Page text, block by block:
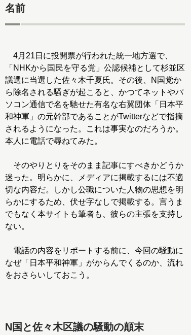
名前
4月21日に投開票が行われた統一地方選で、
「NHKから国民を守る党」公認候補として杉並区
議選に当選した佐々木千夏氏。その後、N国党か
ら除名される騒ぎが起こると、かつてネットやパ
ソコン通信で名を馳せた有名な右翼団体「日本平
和神軍」の元幹部であることがTwitterなどで指摘
されるようになった。これは事実なのだろうか。
本人に電話で尋ねてみた。
そのやりとりをそのまま記事にすべきかどうか
迷った。明らかに、メディアに掲載するには不適
切な内容だ。しかし公職についた人物の思想を明
らかにするため、伏せ字なしで掲載する。言うま
でもなく本サイトも筆者も、彼らの主張を支持し
ない。
電話の内容をリポートする前に、今回の騒動に
なぜ「日本平和神軍」がからんでくるのか、流れ
をおさらいしておこう。
N国と佐々木区議の騒動の顛末